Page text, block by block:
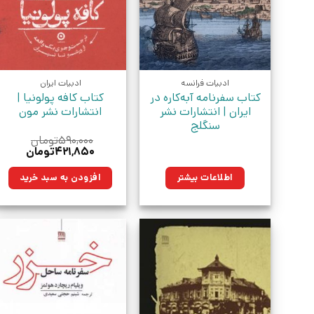
ادبیات فرانسه
کتاب سفرنامه آبه‌کاره در
ایران | انتشارات نشر
سنگلج
اطلاعات بیشتر
ادبیات ایران
کتاب کافه پولونیا |
انتشارات نشر مون
۵۹۰,۰۰۰تومان
قیمت
۵۹۰,۰۰۰تومان
بود.
۴۲۱,۸۵۰تومانقیمت
افزودن به سبد خرید